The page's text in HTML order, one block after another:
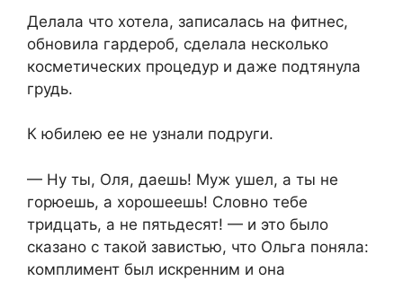
Делала что хотела, записалась на фитнес,
обновила гардероб, сделала несколько
косметических процедур и даже подтянула
грудь.
К юбилею ее не узнали подруги.
— Ну ты, Оля, даешь! Муж ушел, а ты не
горюешь, а хорошеешь! Словно тебе
тридцать, а не пятьдесят! — и это было
сказано с такой завистью, что Ольга поняла:
комплимент был искренним и она